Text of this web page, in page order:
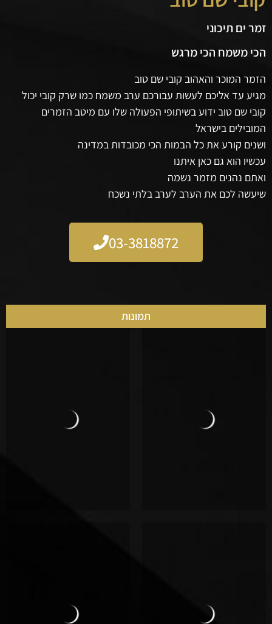
זמר ים תיכוני
הכי משמח הכי מרגש
הזמר המוכר והאהוב קובי שם טוב
מגיע עד אליכם לעשות עבורכם ערב משמח כמו שרק קובי יכול
קובי שם טוב ידוע בשיתופי הפעולה שלו עם מיטב הזמרים
המובילים בישראל
ושנים קורע את כל הבמות הכי מכובדות במדינה
עכשיו הוא גם כאן איתנו
ואתם נהנים מזמר נשמה
שיעשה לכם את הערב לערב בלתי נשכח
03-3818872
תמונות